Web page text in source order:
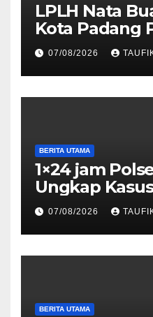
LPLH Nata
Kota Padang
Dilantik,
Sinergi
Lingkungan
07/08/2026
BERITA UTAMA
1×24 jam
Ungkap
Motor
Aplikasi
Dibekuk di
07/08/2026
BERITA UTAMA